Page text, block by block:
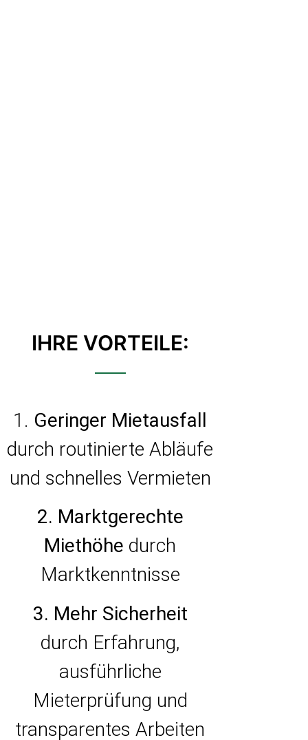
IHRE VORTEILE:
1. Geringer Mietausfall
durch routinierte Abläufe
und schnelles Vermieten
2. Marktgerechte
Miethöhe durch
Marktkenntnisse
3. Mehr Sicherheit
durch Erfahrung,
ausführliche
Mieterprüfung und
transparentes Arbeiten